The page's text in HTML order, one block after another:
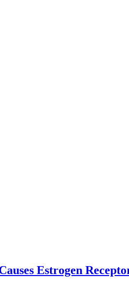
Estrogen